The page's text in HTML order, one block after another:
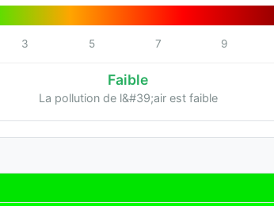
3 5 7 9
Faible
La pollution de l&#39;air est faible